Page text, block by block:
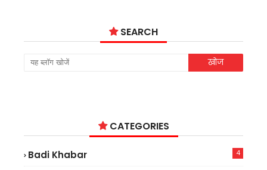
SEARCH
CATEGORIES
Badi Khabar 4